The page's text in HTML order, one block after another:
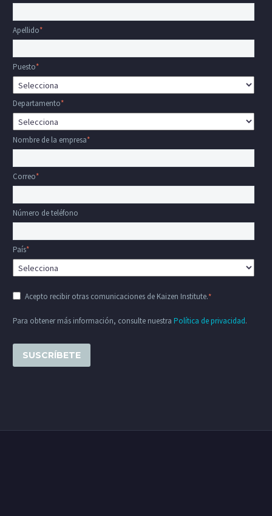
Apellido*
Puesto*
Departamento*
Nombre de la empresa*
Correo*
Número de teléfono
País*
Acepto recibir otras comunicaciones de Kaizen Institute.*
Para obtener más información, consulte nuestra Política de privacidad.